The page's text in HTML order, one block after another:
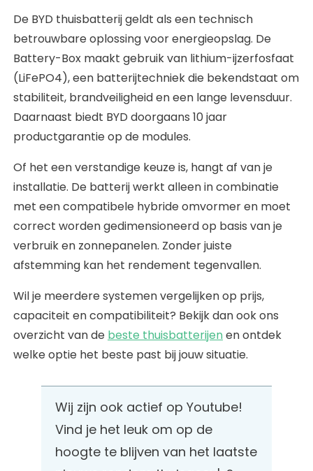
De BYD thuisbatterij geldt als een technisch
betrouwbare oplossing voor energieopslag. De
Battery-Box maakt gebruik van lithium-ijzerfosfaat
(LiFePO4), een batterijtechniek die bekendstaat om
stabiliteit, brandveiligheid en een lange levensduur.
Daarnaast biedt BYD doorgaans 10 jaar
productgarantie op de modules.
Of het een verstandige keuze is, hangt af van je
installatie. De batterij werkt alleen in combinatie
met een compatibele hybride omvormer en moet
correct worden gedimensioneerd op basis van je
verbruik en zonnepanelen. Zonder juiste
afstemming kan het rendement tegenvallen.
Wil je meerdere systemen vergelijken op prijs,
capaciteit en compatibiliteit? Bekijk dan ook ons
overzicht van de beste thuisbatterijenen ontdek
welke optie het beste past bij jouw situatie.
Wij zijn ook actief op Youtube!
Vind je het leuk om op de
hoogte te blijven van het laatste